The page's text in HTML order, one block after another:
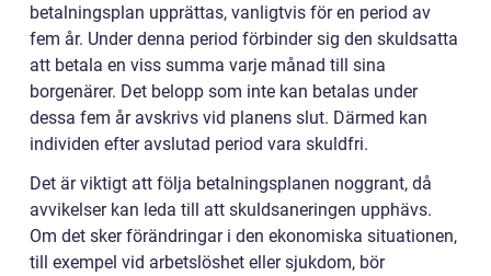
betalningsplan upprättas, vanligtvis för en period av
fem år. Under denna period förbinder sig den skuldsatta
att betala en viss summa varje månad till sina
borgenärer. Det belopp som inte kan betalas under
dessa fem år avskrivs vid planens slut. Därmed kan
individen efter avslutad period vara skuldfri.
Det är viktigt att följa betalningsplanen noggrant, då
avvikelser kan leda till att skuldsaneringen upphävs.
Om det sker förändringar i den ekonomiska situationen,
till exempel vid arbetslöshet eller sjukdom, bör